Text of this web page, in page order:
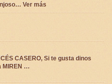
Ver más
CASERO, Si te gusta dinos
MIREN …